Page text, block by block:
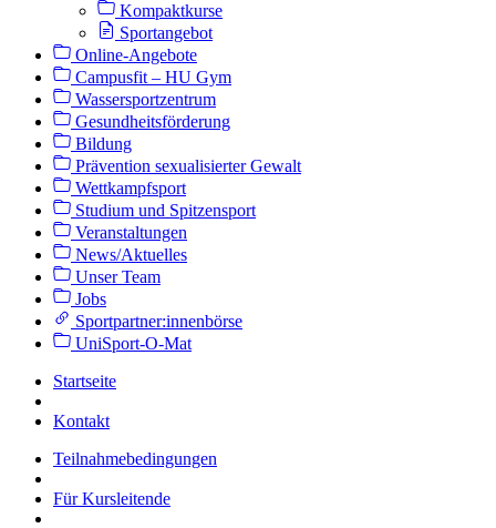
Kompaktkurse
Sportangebot
Online-Angebote
Campusfit – HU Gym
Wassersportzentrum
Gesundheitsförderung
Bildung
Prävention sexualisierter Gewalt
Wettkampfsport
Studium und Spitzensport
Veranstaltungen
News/Aktuelles
Unser Team
Jobs
Sportpartner:innenbörse
UniSport-O-Mat
Startseite
Kontakt
Teilnahmebedingungen
Für Kursleitende